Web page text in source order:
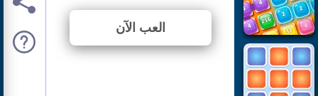
العب الآن